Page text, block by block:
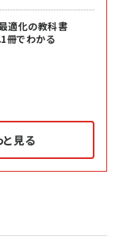
適化の教科書
冊でわかる
見る
る note×AI 最強の
No.2501[魅せる
上力の秘密